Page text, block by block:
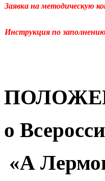
Заявка на методическую
Инструкция по
о
«А